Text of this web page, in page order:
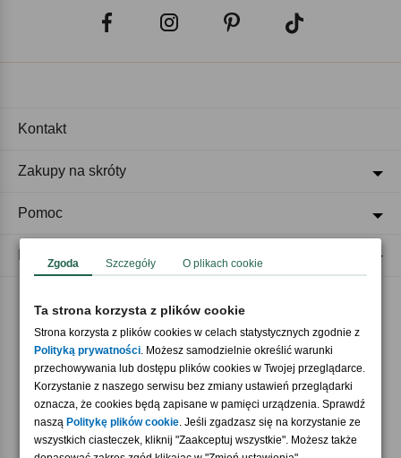
Akceptujemy płatności
Nasi partnerzy
Kontakt
Zakupy na skróty
Pomoc
Regulaminy
Zgoda Szczegóły O plikach cookie
Ta strona korzysta z plików cookie
Strona korzysta z plików cookies w celach statystycznych zgodnie z
Polityką prywatności. Możesz samodzielnie określić warunki
przechowywania lub dostępu plików cookies w Twojej przeglądarce.
Korzystanie z naszego serwisu bez zmiany ustawień przeglądarki
oznacza, że cookies będą zapisane w pamięci urządzenia. Sprawdź
naszą Politykę plików cookie. Jeśli zgadzasz się na korzystanie ze
wszystkich ciasteczek, kliknij "Zaakceptuj wszystkie". Możesz także